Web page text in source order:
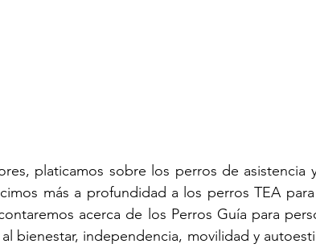
platicamos sobre los perros de asistencia
más a profundidad a los perros TEA
acerca de los Perros Guía para
bienestar, independencia, movilidad y